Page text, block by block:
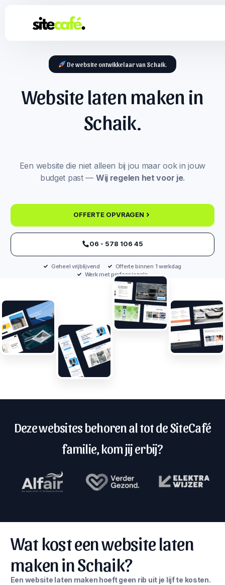
De website ontwikkelaar van Schaik.
Website laten maken in
Schaik.
Een website die niet alleen bij jou maar ook in jouw
budget past — Wij regelen het voor je.
OFFERTE OPVRAGEN
‪06 - 578 106 45‬
Geheel vrijblijvend
Offerte binnen 1 werkdag
Werk met professionals
Deze websites behoren al tot de SiteCafé
familie, kom jij erbij?
Wat kost een website laten
maken in Schaik?
Een website laten maken hoeft geen rib uit je lijf te kosten.